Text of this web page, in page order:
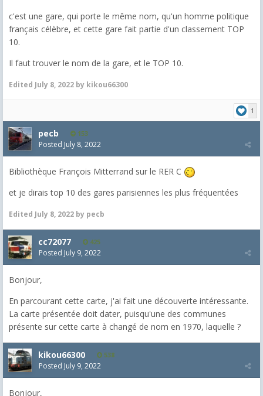
c'est une gare, qui porte le même nom, qu'un homme politique
français célèbre, et cette gare fait partie d'un classement TOP
10.
Il faut trouver le nom de la gare, et le TOP 10.
Edited July 8, 2022 by kikou66300
1
pecb 153
Posted July 8, 2022
Bibliothèque François Mitterrand sur le RER C
et je dirais top 10 des gares parisiennes les plus fréquentées
Edited July 8, 2022 by pecb
cc72077 425
Posted July 9, 2022
Bonjour,
En parcourant cette carte, j'ai fait une découverte intéressante.
La carte présentée doit dater, puisqu'une des communes
présente sur cette carte à changé de nom en 1970, laquelle ?
kikou66300 538
Posted July 9, 2022
Bonjour,